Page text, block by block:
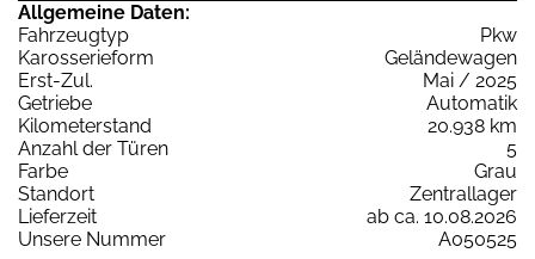
Allgemeine Daten:
Fahrzeugtyp
Pkw
Karosserieform
Geländewagen
Erst-Zul.
Mai / 2025
Getriebe
Automatik
Kilometerstand
20.938 km
Anzahl der Türen
5
Farbe
Grau
Standort
Zentrallager
Lieferzeit
ab ca. 10.08.2026
Unsere Nummer
A050525